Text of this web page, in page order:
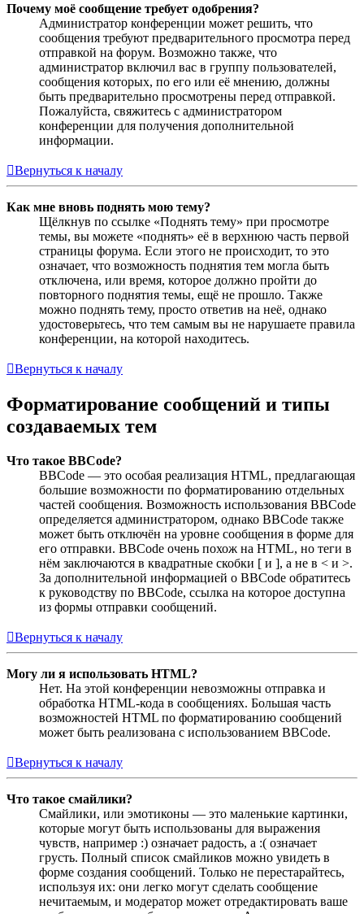
Почему моё сообщение требует одобрения?
Администратор конференции может решить, что
сообщения требуют предварительного просмотра перед
отправкой на форум. Возможно также, что
администратор включил вас в группу пользователей,
сообщения которых, по его или её мнению, должны
быть предварительно просмотрены перед отправкой.
Пожалуйста, свяжитесь с администратором
конференции для получения дополнительной
информации.
Вернуться к началу
Как мне вновь поднять мою тему?
Щёлкнув по ссылке «Поднять тему» при просмотре
темы, вы можете «поднять» её в верхнюю часть первой
страницы форума. Если этого не происходит, то это
означает, что возможность поднятия тем могла быть
отключена, или время, которое должно пройти до
повторного поднятия темы, ещё не прошло. Также
можно поднять тему, просто ответив на неё, однако
удостоверьтесь, что тем самым вы не нарушаете правила
конференции, на которой находитесь.
Вернуться к началу
Форматирование сообщений и типы
создаваемых тем
Что такое BBCode?
BBCode — это особая реализация HTML, предлагающая
большие возможности по форматированию отдельных
частей сообщения. Возможность использования BBCode
определяется администратором, однако BBCode также
может быть отключён на уровне сообщения в форме для
его отправки. BBCode очень похож на HTML, но теги в
нём заключаются в квадратные скобки [ и ], а не в < и >.
За дополнительной информацией о BBCode обратитесь
к руководству по BBCode, ссылка на которое доступна
из формы отправки сообщений.
Вернуться к началу
Могу ли я использовать HTML?
Нет. На этой конференции невозможны отправка и
обработка HTML-кода в сообщениях. Большая часть
возможностей HTML по форматированию сообщений
может быть реализована с использованием BBCode.
Вернуться к началу
Что такое смайлики?
Смайлики, или эмотиконы — это маленькие картинки,
которые могут быть использованы для выражения
чувств, например :) означает радость, а :( означает
грусть. Полный список смайликов можно увидеть в
форме создания сообщений. Только не перестарайтесь,
используя их: они легко могут сделать сообщение
нечитаемым, и модератор может отредактировать ваше